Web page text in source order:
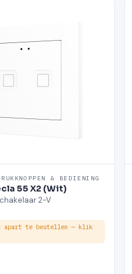
& BEDIENING
55 X2 (Wit)
2-V
apart te bestellen — klik